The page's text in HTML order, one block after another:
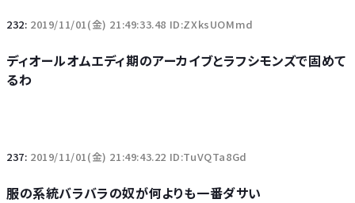
232: 2019/11/01(金) 21:49:33.48 ID:ZXksUOMmd
ディオールオムエディ期のアーカイブとラフシモンズで固めて
るわ
237: 2019/11/01(金) 21:49:43.22 ID:TuVQTa8Gd
服の系統バラバラの奴が何よりも一番ダサい